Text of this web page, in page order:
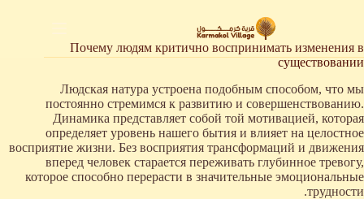
Почему людям критично воспринимать изменения в
существовании
Людская натура устроена подобным способом, что мы
постоянно стремимся к развитию и совершенствованию.
Динамика представляет собой той мотивацией, которая
определяет уровень нашего бытия и влияет на целостное
восприятие жизни. Без восприятия трансформаций и движения
вперед человек старается переживать глубинное тревогу,
которое способно перерасти в значительные эмоциональные
трудности.